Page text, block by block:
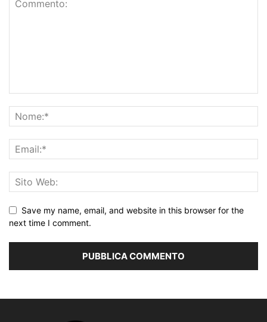
Save my name, email, and website in this browser for the
next time I comment.